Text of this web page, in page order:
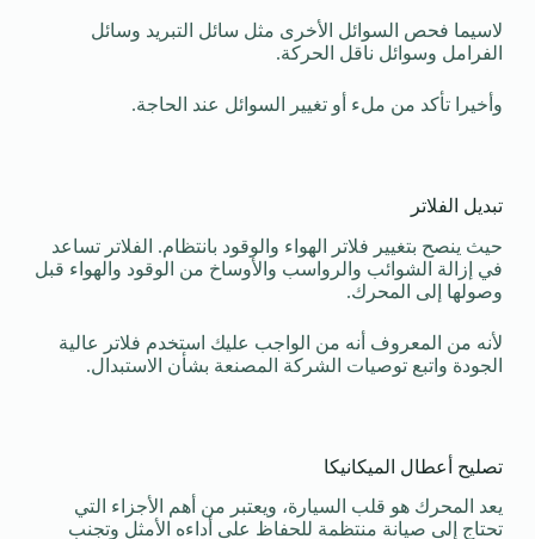
لاسيما فحص السوائل الأخرى مثل سائل التبريد وسائل
الفرامل وسوائل ناقل الحركة.
وأخيرا تأكد من ملء أو تغيير السوائل عند الحاجة.
تبديل الفلاتر
حيث ينصح بتغيير فلاتر الهواء والوقود بانتظام. الفلاتر تساعد
في إزالة الشوائب والرواسب والأوساخ من الوقود والهواء قبل
وصولها إلى المحرك.
لأنه من المعروف أنه من الواجب عليك استخدم فلاتر عالية
الجودة واتبع توصيات الشركة المصنعة بشأن الاستبدال.
تصليح أعطال الميكانيكا
يعد المحرك هو قلب السيارة، ويعتبر من أهم الأجزاء التي
تحتاج إلى صيانة منتظمة للحفاظ على أداءه الأمثل وتجنب